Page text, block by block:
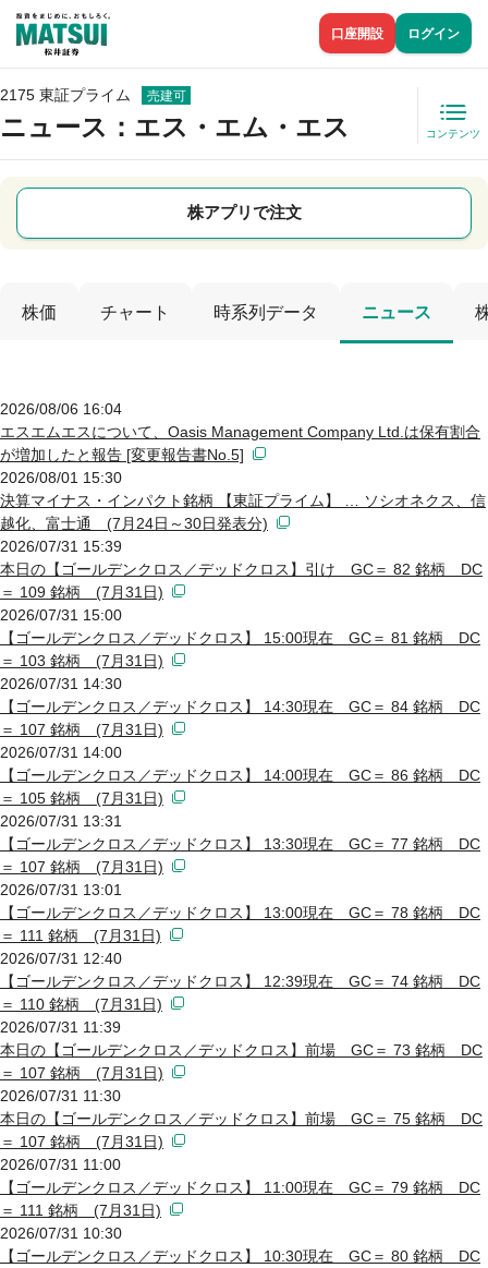
口座開設 ログイン
2175 東証プライム 売建可
ニュース ：エス・エム・エス コンテンツ
株アプリで注文
株価 チャート 時系列データ ニュース
2026/08/06 16:04
エスエムエスについて、Oasis Management Company Ltd.は保有割合
が増加したと報告 [変更報告書No.5]
2026/08/01 15:30
決算マイナス・インパクト銘柄 【東証プライム】 … ソシオネクス、信
越化、富士通 (7月24日～30日発表分)
2026/07/31 15:39
本日の【ゴールデンクロス／デッドクロス】引け GC＝ 82 銘柄 DC
＝ 109 銘柄 (7月31日)
2026/07/31 15:00
【ゴールデンクロス／デッドクロス】 15:00現在 GC＝ 81 銘柄 DC
＝ 103 銘柄 (7月31日)
2026/07/31 14:30
【ゴールデンクロス／デッドクロス】 14:30現在 GC＝ 84 銘柄 DC
＝ 107 銘柄 (7月31日)
2026/07/31 14:00
【ゴールデンクロス／デッドクロス】 14:00現在 GC＝ 86 銘柄 DC
＝ 105 銘柄 (7月31日)
2026/07/31 13:31
【ゴールデンクロス／デッドクロス】 13:30現在 GC＝ 77 銘柄 DC
＝ 107 銘柄 (7月31日)
2026/07/31 13:01
【ゴールデンクロス／デッドクロス】 13:00現在 GC＝ 78 銘柄 DC
＝ 111 銘柄 (7月31日)
2026/07/31 12:40
【ゴールデンクロス／デッドクロス】 12:39現在 GC＝ 74 銘柄 DC
＝ 110 銘柄 (7月31日)
2026/07/31 11:39
本日の【ゴールデンクロス／デッドクロス】前場 GC＝ 73 銘柄 DC
＝ 107 銘柄 (7月31日)
2026/07/31 11:30
本日の【ゴールデンクロス／デッドクロス】前場 GC＝ 75 銘柄 DC
＝ 107 銘柄 (7月31日)
2026/07/31 11:00
【ゴールデンクロス／デッドクロス】 11:00現在 GC＝ 79 銘柄 DC
＝ 111 銘柄 (7月31日)
2026/07/31 10:30
【ゴールデンクロス／デッドクロス】 10:30現在 GC＝ 80 銘柄 DC